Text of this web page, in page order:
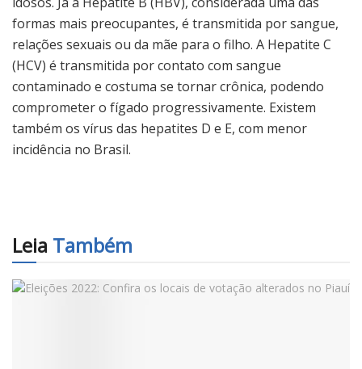
formas mais preocupantes, é transmitida por sangue,
relações sexuais ou da mãe para o filho. A Hepatite C
(HCV) é transmitida por contato com sangue
contaminado e costuma se tornar crônica, podendo
comprometer o fígado progressivamente. Existem
também os vírus das hepatites D e E, com menor
incidência no Brasil.
Leia Também